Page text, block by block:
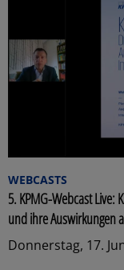
WEBCASTS
5. KPMG-Webcast
und ihre Auswirkungen
Donnerstag, 17.